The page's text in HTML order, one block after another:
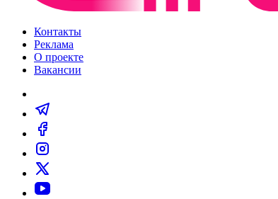
Контакты
Реклама
О проекте
Вакансии